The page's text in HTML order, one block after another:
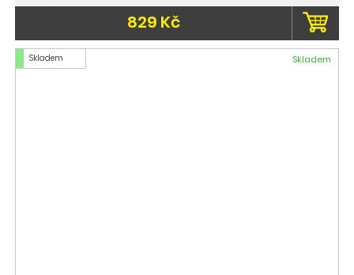
829 Kč
Skladem Skladem